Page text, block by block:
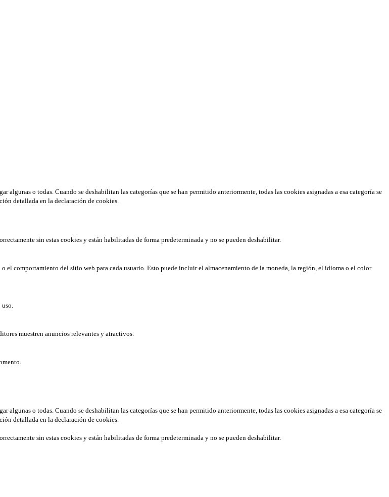
algunas o todas. Cuando se deshabilitan las categorías que se han permitido anteriormente, todas las cookies asignadas a esa categoría se
detallada en la declaración de cookies.
sin estas cookies y están habilitadas de forma predeterminada y no se pueden deshabilitar.
el comportamiento del sitio web para cada usuario. Esto puede incluir el almacenamiento de la moneda, la región, el idioma o el color
uso.
muestren anuncios relevantes y atractivos.
algunas o todas. Cuando se deshabilitan las categorías que se han permitido anteriormente, todas las cookies asignadas a esa categoría se
detallada en la declaración de cookies.
sin estas cookies y están habilitadas de forma predeterminada y no se pueden deshabilitar.